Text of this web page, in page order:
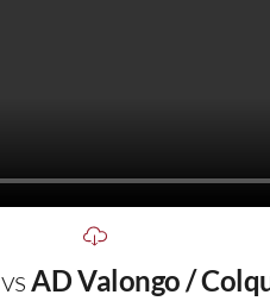
vsAD Valongo /